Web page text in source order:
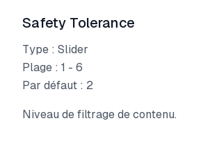
Safety Tolerance
Type : Slider
Plage : 1 - 6
Par défaut : 2
Niveau de filtrage de contenu.